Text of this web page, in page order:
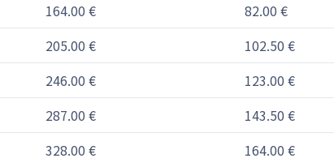
164.00 €
82.00 €
205.00 €
102.50 €
246.00 €
123.00 €
287.00 €
143.50 €
328.00 €
164.00 €